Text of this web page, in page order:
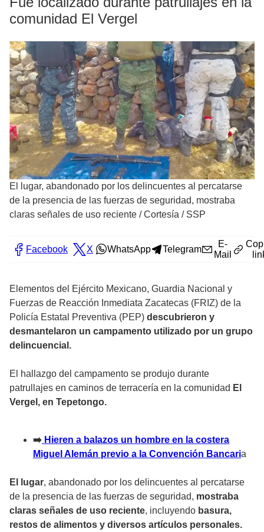
comunidad El Vergel
El lugar, abandonado por los delincuentes al percatarse
de la presencia de las fuerzas de seguridad, mostraba
claras señales de uso reciente /Cortesía / SSP
Facebook X WhatsApp Telegram
E-
Mail
Elementos del Ejército Mexicano, Guardia Nacional y
Fuerzas de Reacción Inmediata Zacatecas (FRIZ) de la
Policía Estatal Preventiva (PEP) descubrieron y
desmantelaron un campamento utilizado por un grupo
delincuencial.
El hallazgo del campamento se produjo durante
patrullajes en caminos de terracería en la comunidad El
Vergel, en Tepetongo.
➡️ Hieren a balazos un hombre en la costera
Miguel Alemán previo a la Convención Bancaria
El lugar, abandonado por los delincuentes al percatarse
de la presencia de las fuerzas de seguridad, mostraba
claras señales de uso reciente, incluyendo basura,
restos de alimentos y diversos artículos personales.